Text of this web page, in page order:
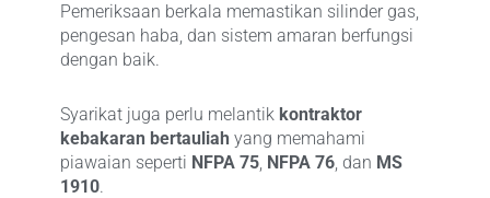
Pemeriksaan berkala memastikan silinder gas,
pengesan haba, dan sistem amaran berfungsi
dengan baik.
Syarikat juga perlu melantik kontraktor
kebakaran bertauliah yang memahami
piawaian seperti NFPA 75, NFPA 76, dan MS
1910.